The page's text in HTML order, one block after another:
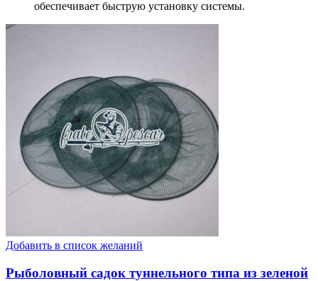
обеспечивает быструю установку системы.
Добавить в список желаний
Рыболовный садок туннельного типа из зеленой